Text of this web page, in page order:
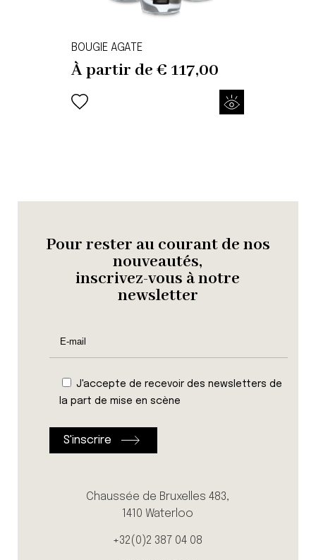
BOUGIE AGATE
À partir de€ 117,00
Pour rester au courant de nos
nouveautés,
inscrivez-vous à notre
newsletter
J'accepte de recevoir des newsletters de
la part de mise en scène
Chaussée de Bruxelles 483,
1410 Waterloo
+32(0)2 387 04 08